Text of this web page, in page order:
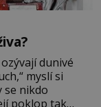
dunivé
myslí si
se nikdo
poklop tak